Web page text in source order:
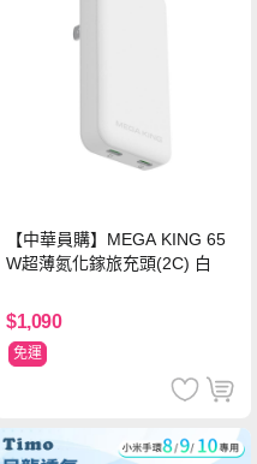
【中華員購】MEGA KING 65
W超薄氮化鎵旅充頭(2C) 白
$1,090
免運